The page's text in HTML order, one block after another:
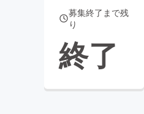
募集終了まで残
り
終了